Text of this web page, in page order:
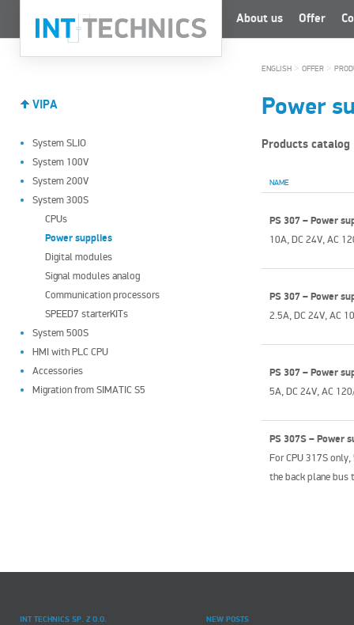
About us Offer
VIPA
System SLIO
System 100V
System 200V
System 300S
CPUs
Power supplies
Digital modules
Signal modules analog
Communication processors
SPEED7 starterKITs
System 500S
HMI with PLC CPU
Accessories
Migration from SIMATIC S5
ENGLISH > OFFER >
Power
Products catalog
NAME
PS 307 – Power
10A, DC 24V, AC
PS 307 – Power
2.5A, DC 24V, AC
PS 307 – Power
5A, DC 24V, AC
PS 307S – Power
For CPU 317S
the back plane bus
INT TECHNICS SP. Z O.O. NEW POSTS